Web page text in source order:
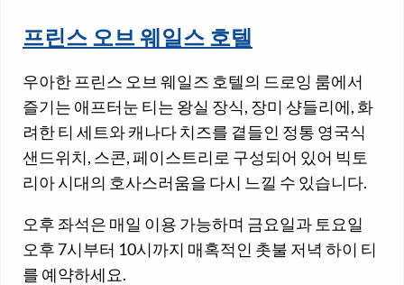
프린스 오브 웨일스 호텔
우아한 프린스 오브 웨일즈 호텔의 드로잉 룸에서
즐기는 애프터눈 티는 왕실 장식, 장미 샹들리에, 화
려한 티 세트와 캐나다 치즈를 곁들인 정통 영국식
샌드위치, 스콘, 페이스트리로 구성되어 있어 빅토
리아 시대의 호사스러움을 다시 느낄 수 있습니다.
오후 좌석은 매일 이용 가능하며 금요일과 토요일
오후 7시부터 10시까지 매혹적인 촛불 저녁 하이 티
를 예약하세요.